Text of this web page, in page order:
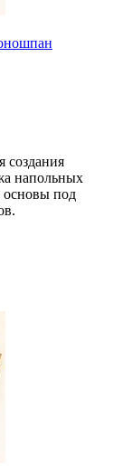
создания
напольных
основы под